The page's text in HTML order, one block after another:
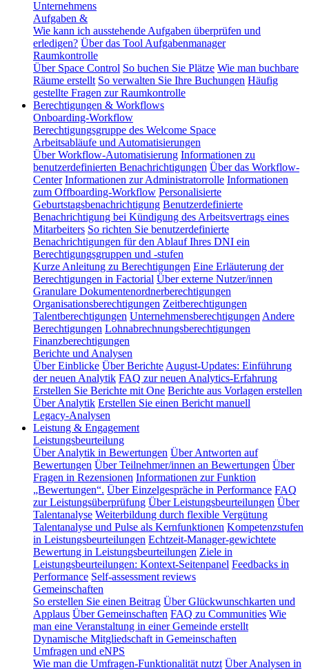
Unternehmens
Aufgaben &
Wie kann ich ausstehende Aufgaben überprüfen und
erledigen? Über das Tool Aufgabenmanager
Raumkontrolle
Über Space Control So buchen Sie Plätze Wie man buchbare
Räume erstellt So verwalten Sie Ihre Buchungen Häufig
gestellte Fragen zur Raumkontrolle
Berechtigungen & Workflows
Onboarding-Workflow
Berechtigungsgruppe des Welcome Space
Arbeitsabläufe und Automatisierungen
Über Workflow-Automatisierung Informationen zu
benutzerdefinierten Benachrichtigungen Über das Workflow-
Center Informationen zur Administratorrolle Informationen
zum Offboarding-Workflow Personalisierte
Geburtstagsbenachrichtigung Benutzerdefinierte
Benachrichtigung bei Kündigung des Arbeitsvertrags eines
Mitarbeiters So richten Sie benutzerdefinierte
Benachrichtigungen für den Ablauf Ihres DNI ein
Berechtigungsgruppen und -stufen
Kurze Anleitung zu Berechtigungen Eine Erläuterung der
Berechtigungen in Factorial Über externe Nutzer/innen
Granulare Dokumentenordnerberechtigungen
Organisationsberechtigungen Zeitberechtigungen
Talentberechtigungen Unternehmensberechtigungen Andere
Berechtigungen Lohnabrechnungsberechtigungen
Finanzberechtigungen
Berichte und Analysen
Über Einblicke Über Berichte August-Updates: Einführung
der neuen Analytik FAQ zur neuen Analytics-Erfahrung
Erstellen Sie Berichte mit One Berichte aus Vorlagen erstellen
Über Analytik Erstellen Sie einen Bericht manuell
Legacy-Analysen
Leistung & Engagement
Leistungsbeurteilung
Über Analytik in Bewertungen Über Antworten auf
Bewertungen Über Teilnehmer/innen an Bewertungen Über
Fragen in Rezensionen Informationen zur Funktion
„Bewertungen“. Über Einzelgespräche in Performance FAQ
zur Leistungsüberprüfung Über Leistungsbeurteilungen Über
Talentanalyse Weiterbildung durch flexible Vergütung
Talentanalyse und Pulse als Kernfunktionen Kompetenzstufen
in Leistungsbeurteilungen Echtzeit-Manager-gewichtete
Bewertung in Leistungsbeurteilungen Ziele in
Leistungsbeurteilungen: Kontext-Seitenpanel Feedbacks in
Performance Self-assessment reviews
Gemeinschaften
So erstellen Sie einen Beitrag Über Glückwunschkarten und
Applaus Über Gemeinschaften FAQ zu Communities Wie
man eine Veranstaltung in einer Gemeinde erstellt
Dynamische Mitgliedschaft in Gemeinschaften
Umfragen und eNPS
Wie man die Umfragen-Funktionalität nutzt Über Analysen in